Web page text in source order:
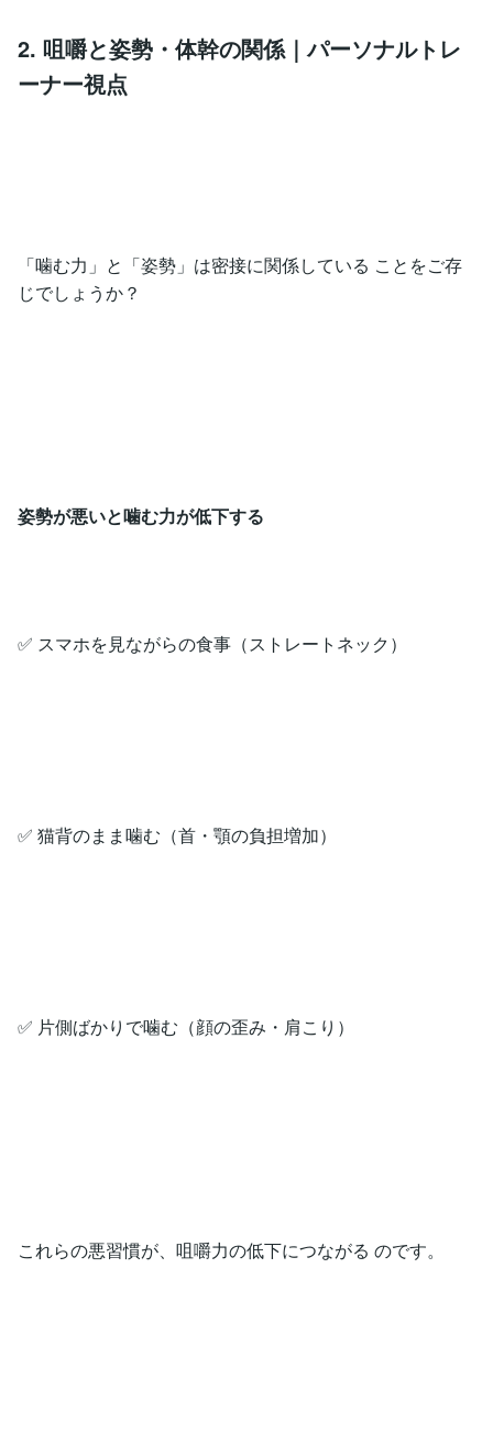
2. 咀嚼と姿勢・体幹の関係｜パーソナルトレ
ーナー視点
「噛む力」と「姿勢」は密接に関係している ことをご存
じでしょうか？
姿勢が悪いと噛む力が低下する
✅ スマホを見ながらの食事（ストレートネック）
✅ 猫背のまま噛む（首・顎の負担増加）
✅ 片側ばかりで噛む（顔の歪み・肩こり）
これらの悪習慣が、咀嚼力の低下につながる のです。